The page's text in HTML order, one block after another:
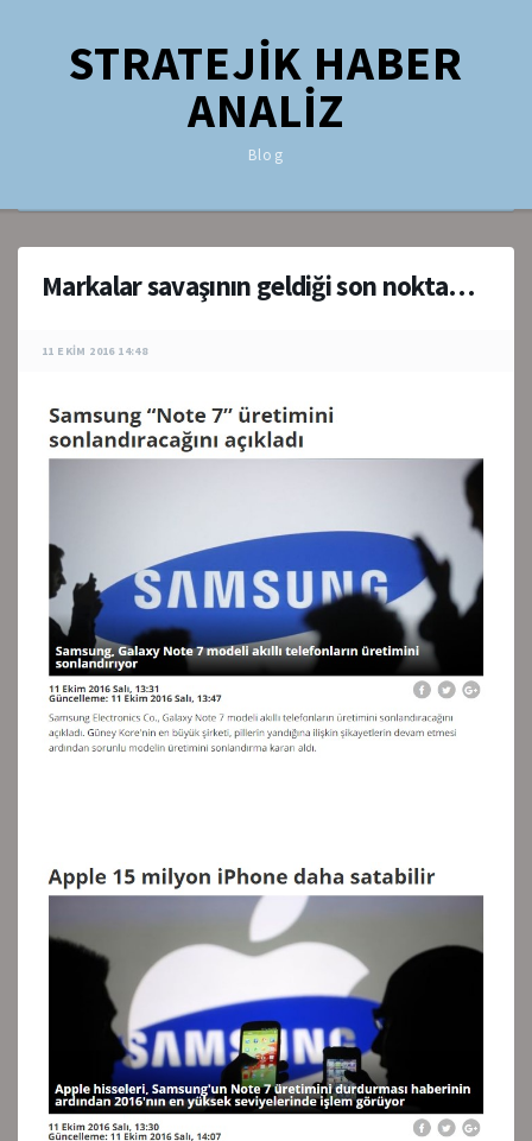
STRATEJİK HABER
ANALİZ
Blog
Markalar savaşının geldiği son nokta…
11 EKIM 2016 14:48